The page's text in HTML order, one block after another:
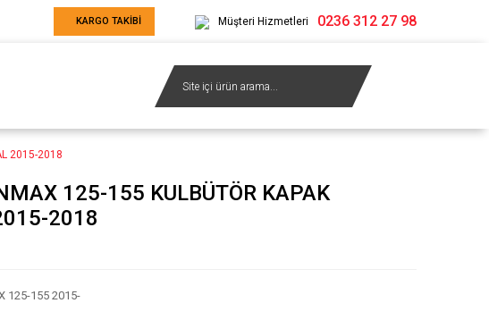
KARGO TAKİBİ Müşteri Hizmetleri 0236 312 27 98
2015-2018
125-155 KULBÜTÖR KAPAK
2018
125-155 2015-